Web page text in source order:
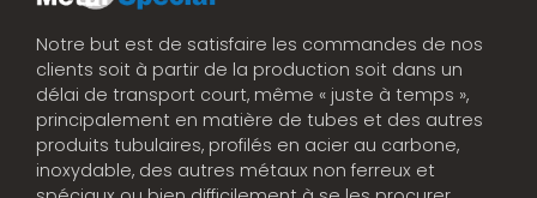
Notre but est de satisfaire les commandes de nos
clients soit à partir de la production soit dans un
délai de transport court, même « juste à temps »,
principalement en matière de tubes et des autres
produits tubulaires, profilés en acier au carbone,
inoxydable, des autres métaux non ferreux et